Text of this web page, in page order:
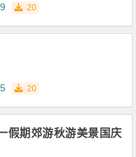
9 20
5 20
假期郊游秋游美景国庆